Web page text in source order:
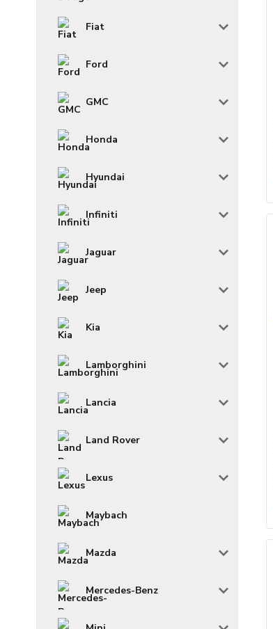
Fiat
Ford
GMC
Honda
Hyundai
Infiniti
Jaguar
Jeep
Kia
Lamborghini
Lancia
Land Rover
Lexus
Maybach
Mazda
Mercedes-Benz